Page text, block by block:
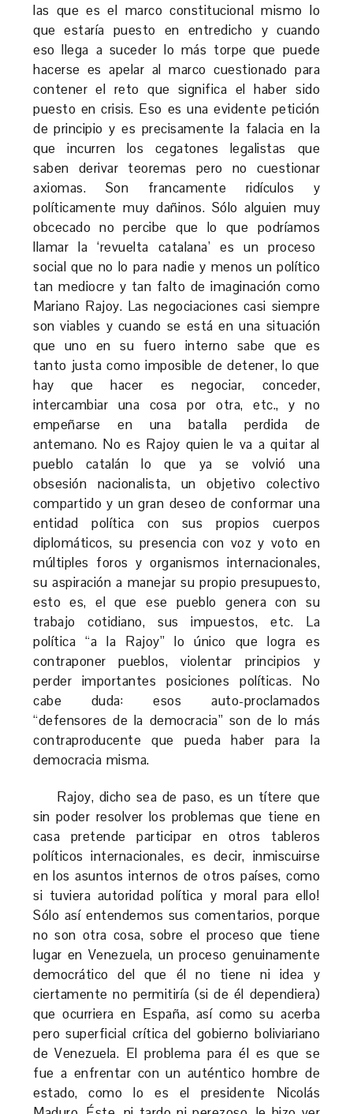
las que es el marco constitucional mismo lo
que estaría puesto en entredicho y cuando
eso llega a suceder lo más torpe que puede
hacerse es apelar al marco cuestionado para
contener el reto que significa el haber sido
puesto en crisis. Eso es una evidente petición
de principio y es precisamente la falacia en la
que incurren los cegatones legalistas que
saben derivar teoremas pero no cuestionar
axiomas. Son francamente ridículos y
políticamente muy dañinos. Sólo alguien muy
obcecado no percibe que lo que podríamos
llamar la ‘revuelta catalana’ es un proceso
social que no lo para nadie y menos un político
tan mediocre y tan falto de imaginación como
Mariano Rajoy. Las negociaciones casi siempre
son viables y cuando se está en una situación
que uno en su fuero interno sabe que es
tanto justa como imposible de detener, lo que
hay que hacer es negociar, conceder,
intercambiar una cosa por otra, etc., y no
empeñarse en una batalla perdida de
antemano. No es Rajoy quien le va a quitar al
pueblo catalán lo que ya se volvió una
obsesión nacionalista, un objetivo colectivo
compartido y un gran deseo de conformar una
entidad política con sus propios cuerpos
diplomáticos, su presencia con voz y voto en
múltiples foros y organismos internacionales,
su aspiración a manejar su propio presupuesto,
esto es, el que ese pueblo genera con su
trabajo cotidiano, sus impuestos, etc. La
política “a la Rajoy” lo único que logra es
contraponer pueblos, violentar principios y
perder importantes posiciones políticas. No
cabe duda: esos auto-proclamados
“defensores de la democracia” son de lo más
contraproducente que pueda haber para la
democracia misma.
Rajoy, dicho sea de paso, es un títere que
sin poder resolver los problemas que tiene en
casa pretende participar en otros tableros
políticos internacionales, es decir, inmiscuirse
en los asuntos internos de otros países, como
si tuviera autoridad política y moral para ello!
Sólo así entendemos sus comentarios, porque
no son otra cosa, sobre el proceso que tiene
lugar en Venezuela, un proceso genuinamente
democrático del que él no tiene ni idea y
ciertamente no permitiría (si de él dependiera)
que ocurriera en España, así como su acerba
pero superficial crítica del gobierno boliviariano
de Venezuela. El problema para él es que se
fue a enfrentar con un auténtico hombre de
estado, como lo es el presidente Nicolás